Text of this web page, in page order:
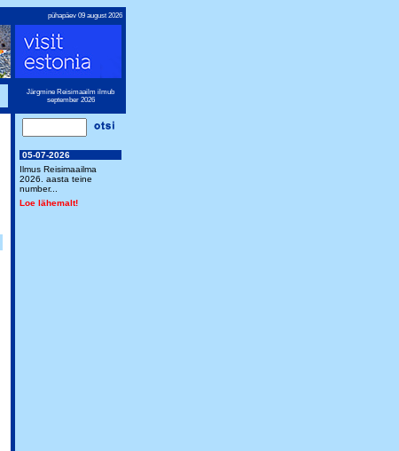
pühapäev 09 august 2026
Järgmine Reisimaailm ilmub
september 2026
05-07-2026
Ilmus Reisimaailma
2026. aasta teine
number...
Loe lähemalt!